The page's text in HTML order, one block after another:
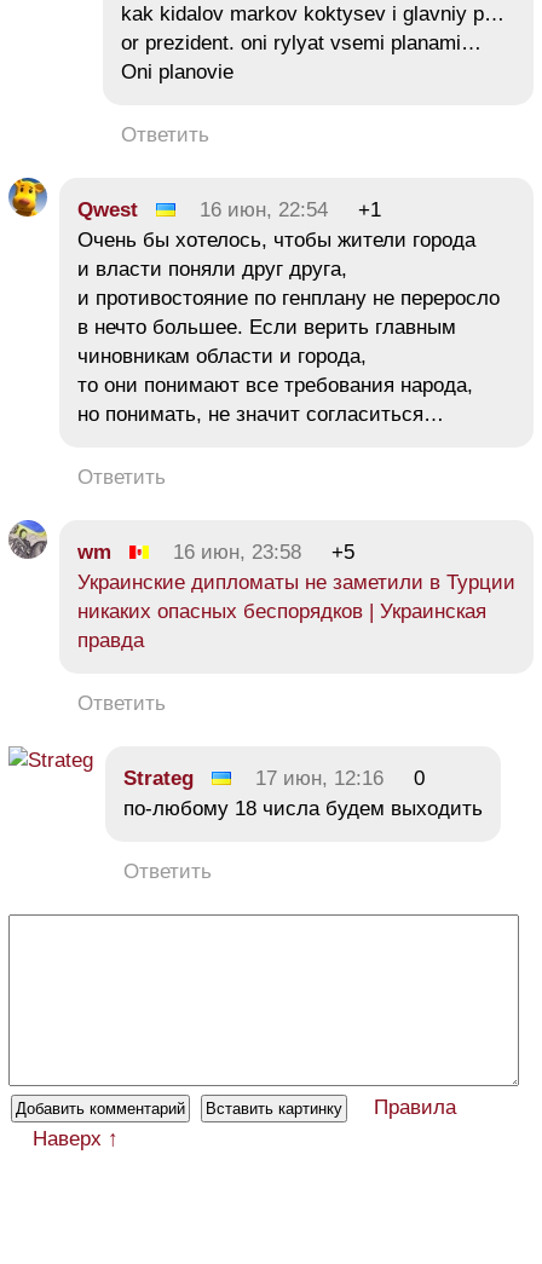
kak kidalov markov koktysev i glavniy p…
or prezident. oni rylyat vsemi planami…
Oni planovie
Ответить
Qwest 16 июн, 22:54
+1
Очень бы хотелось, чтобы жители города
и власти поняли друг друга,
и противостояние по генплану не переросло
в нечто большее. Если верить главным
чиновникам области и города,
то они понимают все требования народа,
но понимать, не значит согласиться…
Ответить
wm 16 июн, 23:58
+5
Украинские дипломаты не заметили в Турции
никаких опасных беспорядков | Украинская
правда
Ответить
Strateg 17 июн, 12:16
0
по-любому 18 числа будем выходить
Ответить
Правила
Наверх ↑